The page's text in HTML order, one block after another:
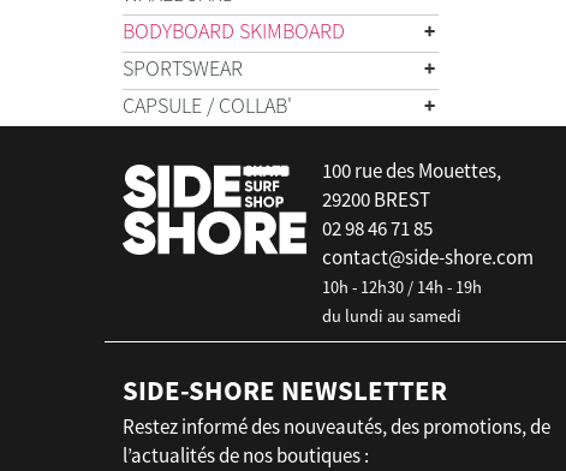
BODYBOARD SKIMBOARD
SPORTSWEAR
CAPSULE / COLLAB'
100 rue des Mouettes,
29200 BREST
02 98 46 71 85
contact@side-shore.com
10h - 12h30 / 14h - 19h
du lundi au samedi
SIDE-SHORE NEWSLETTER
Restez informé des nouveautés, des promotions, de
l’actualités de nos boutiques :